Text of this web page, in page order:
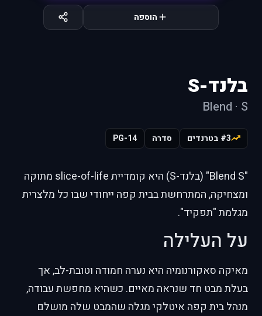
הוספה
בלנד-S
Blend · S
#3 בטרנדים סדרה PG-14
"Blend S" (בלנד-S) היא קומדיית slice-of-life מתוקה
ומצחיקה, המתרחשת בבית קפה ייחודי שבו כל מלצרית
מגלמת "תפקיד".
על העלילה
מאיקה סאקורנומיה היא נערה חמודה וטובת-לב, אך
בעלת מבט חד שנראה מאיים. כשהיא מחפשת עבודה,
מנהל בית קפה איטלקי מגלה שהמבט שלה מושלם